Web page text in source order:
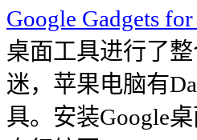
Google Gadgets
桌面工具进行了
迷，苹果电脑有
具。安装Google